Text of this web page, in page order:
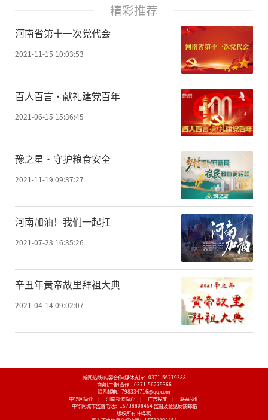
精彩推荐
河南省第十一次党代会
2021-11-15 10:03:53
百人百言·献礼建党百年
2021-06-15 15:36:45
豫之星·守护粮食安全
2021-11-19 09:37:27
河南加油！我们一起扛
2021-07-23 16:35:26
辛丑年黄帝故里拜祖大典
2021-04-14 09:02:07
新闻热线/内容合作/媒体支持： 0371-56279388
商务(广告)合作： 0371-56279366
联系邮箱：798334716@qq.com
中华网简介
| 河南频道简介 | 广告投放 |
联系我们
中华网城市监督电话： 15738898464 监督及意见反馈邮箱
版权所有 中华网